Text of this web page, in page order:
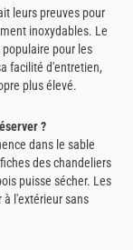
leurs preuves pour
inoxydables. Le
pour les
facilité d'entretien,
plus élevé.
?
dans le sable
des chandeliers
puisse sécher. Les
l'extérieur sans